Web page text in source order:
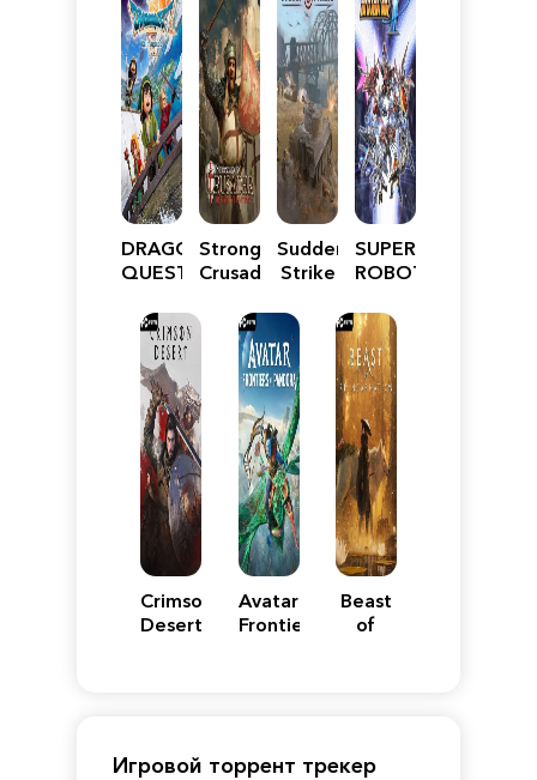
DRAGON
QUEST
Reimagined
Stronghold
Crusader:
Edition
Sudden
Strike
SUPER
ROBOT
Y
Crimson
Desert
Avatar:
Frontiers
Beast
of
Игровой торрент трекер